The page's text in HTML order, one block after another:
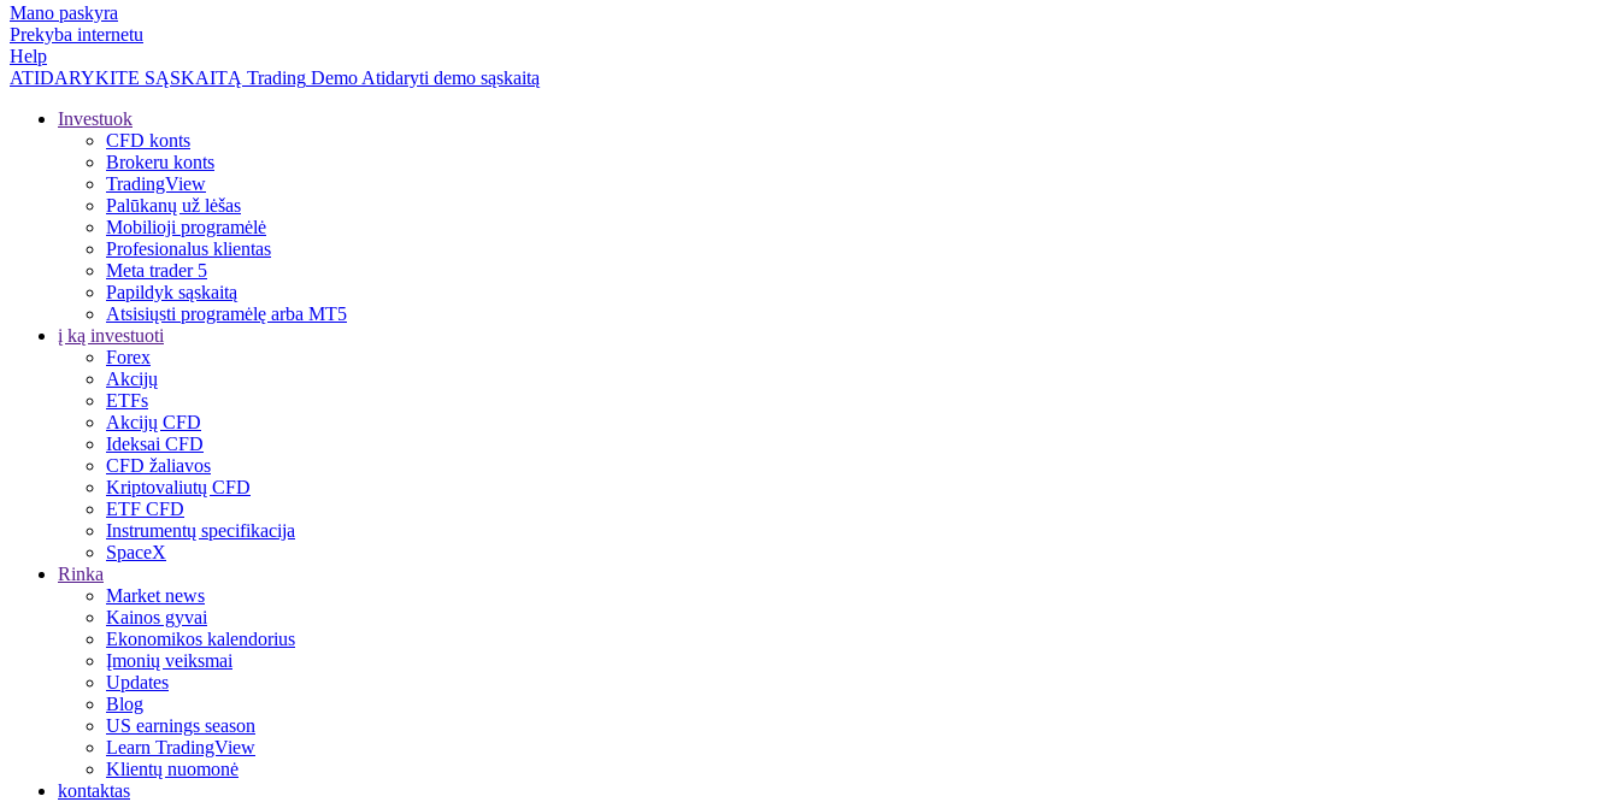
Mano paskyra
Prekyba internetu
Help
ATIDARYKITE SĄSKAITĄ Trading Demo Atidaryti demo sąskaitą
Investuok
CFD konts
Brokeru konts
TradingView
Palūkanų už lėšas
Mobilioji programėlė
Profesionalus klientas
Meta trader 5
Papildyk sąskaitą
Atsisiųsti programėlę arba MT5
į ką investuoti
Forex
Akcijų
ETFs
Akcijų CFD
Ideksai CFD
CFD žaliavos
Kriptovaliutų CFD
ETF CFD
Instrumentų specifikacija
SpaceX
Rinka
Market news
Kainos gyvai
Ekonomikos kalendorius
Įmonių veiksmai
Updates
Blog
US earnings season
Learn TradingView
Klientų nuomonė
kontaktas